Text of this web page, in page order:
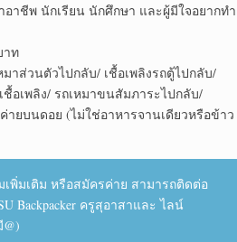
าชีพ นักเรียน​ นักศึกษา​ และผู้มีใจอยากทำ
าท
าส่วนตัวไปกลับ/ เชื้อเพลิงรถตู้ไปกลับ/
อเพลิง​/ รถเหมาขนสัมภาระ​ไปกลับ/
ย​บนดอย (ไม่ใช่อาหาร​จาน​เดียว​หรือ​ข้าว​
เพิ่มเติม​ หรือสมัครค่าย สามารถ​ติดต่อ​
Backpacker ครูสุอาสา ​และ​ ไลน์​